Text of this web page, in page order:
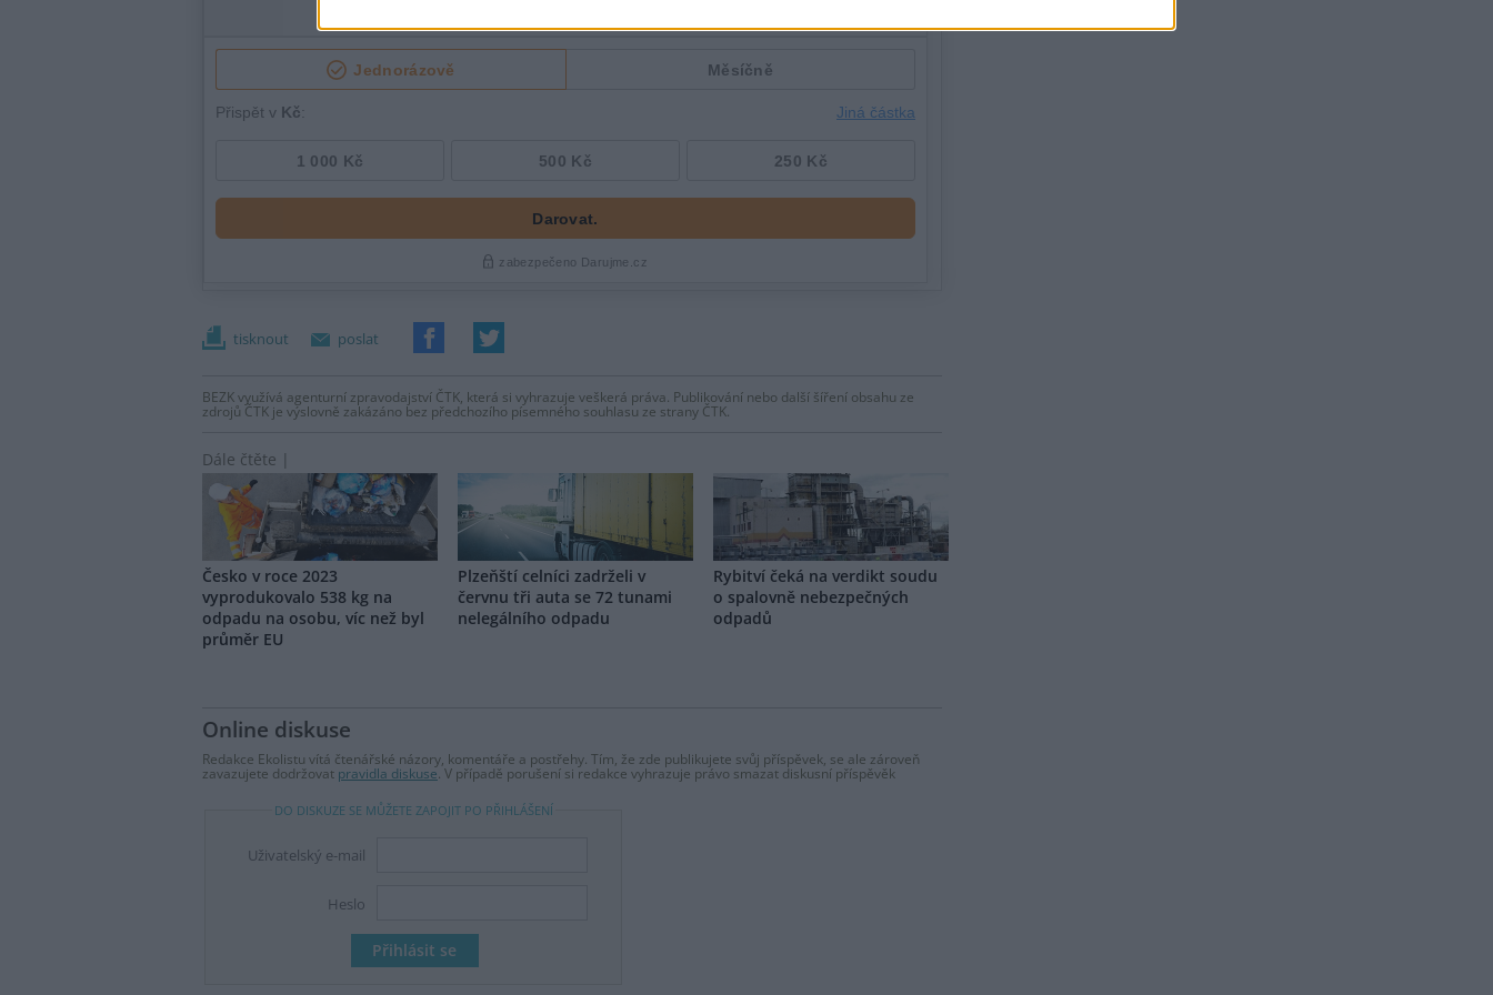
tisknout poslat
BEZK využívá agenturní zpravodajství ČTK, která si vyhrazuje veškerá práva. Publikování nebo další šíření obsahu ze
zdrojů ČTK je výslovně zakázáno bez předchozího písemného souhlasu ze strany ČTK.
Dále čtěte |
Česko v roce 2023
vyprodukovalo 538 kg na
odpadu na osobu, víc než byl
průměr EU
Plzeňští celníci zadrželi v
červnu tři auta se 72 tunami
nelegálního odpadu
Rybitví čeká na verdikt soudu
o spalovně nebezpečných
odpadů
Online diskuse
Redakce Ekolistu vítá čtenářské názory, komentáře a postřehy. Tím, že zde publikujete svůj příspěvek, se ale zároveň
zavazujete dodržovat pravidla diskuse. V případě porušení si redakce vyhrazuje právo smazat diskusní příspěvěk
DO DISKUZE SE MŮŽETE ZAPOJIT PO PŘIHLÁŠENÍ
Uživatelský e-mail
Heslo